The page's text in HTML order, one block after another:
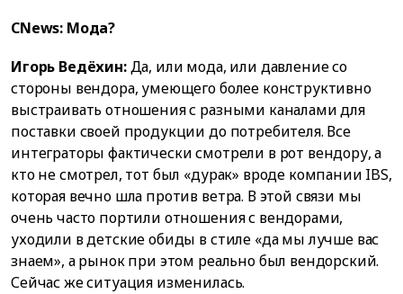
CNews: Мода?
Игорь Ведёхин:Да, или мода, или давление со
стороны вендора, умеющего более конструктивно
выстраивать отношения с разными каналами для
поставки своей продукции до потребителя. Все
интеграторы фактически смотрели в рот вендору, а
кто не смотрел, тот был «дурак» вроде компании IBS,
которая вечно шла против ветра. В этой связи мы
очень часто портили отношения с вендорами,
уходили в детские обиды в стиле «да мы лучше вас
знаем», а рынок при этом реально был вендорский.
Сейчас же ситуация изменилась.